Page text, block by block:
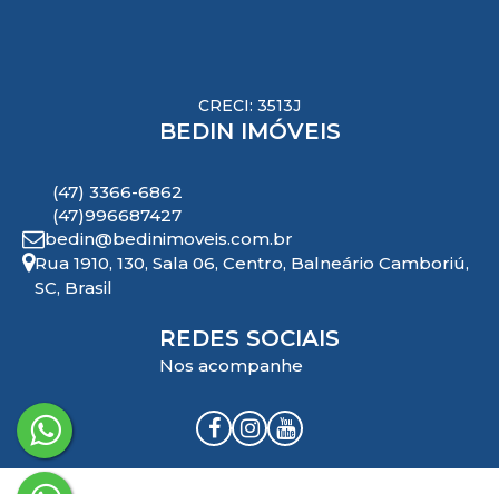
CRECI: 3513J
BEDIN IMÓVEIS
(47) 3366-6862
(47)996687427
bedin@bedinimoveis.com.br
Rua 1910, 130, Sala 06, Centro, Balneário Camboriú,
SC, Brasil
REDES SOCIAIS
Nos acompanhe